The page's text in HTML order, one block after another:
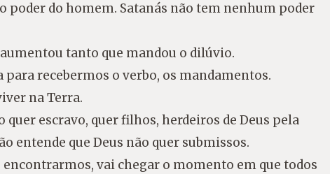
poder do homem. Satanás não tem nenhum poder
tanto que mandou o dilúvio.
para recebermos o verbo, os mandamentos.
na Terra.
quer escravo, quer filhos, herdeiros de Deus pela
entende que Deus não quer submissos.
vai chegar o momento em que todos